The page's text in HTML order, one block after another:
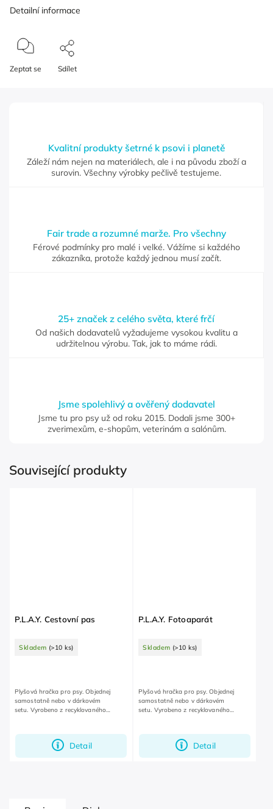
Detailní informace
Zeptat se Sdílet
Kvalitní produkty šetrné k psovi i planetě
Záleží nám nejen na materiálech, ale i na původu zboží a
surovin. Všechny výrobky pečlivě testujeme.
Fair trade a rozumné marže. Pro všechny
Férové podmínky pro malé i velké. Vážíme si každého
zákazníka, protože každý jednou musí začít.
25+ značek z celého světa, které frčí
Od našich dodavatelů vyžadujeme vysokou kvalitu a
udržitelnou výrobu. Tak, jak to máme rádi.
Jsme spolehlivý a ověřený dodavatel
Jsme tu pro psy už od roku 2015. Dodali jsme 300+
zverimexům, e-shopům, veterinám a salónům.
Související produkty
P.L.A.Y. Cestovní pas
Skladem (>10 ks)
Detail
Plyšová hračka pro psy. Objednej
samostatně nebo v dárkovém
setu. Vyrobeno z recyklovaného
P.L.A.Y. Fotoaparát
Skladem (>10 ks)
Detail
Plyšová hračka pro psy. Objednej
samostatně nebo v dárkovém
setu. Vyrobeno z recyklovaného